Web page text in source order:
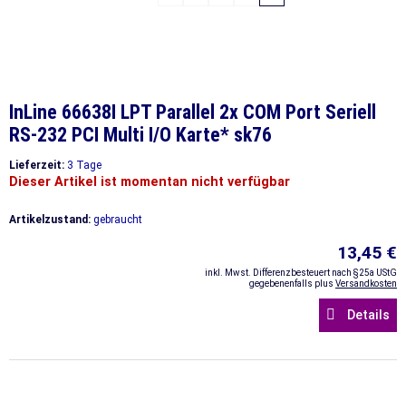
InLine 66638I LPT Parallel 2x COM Port Seriell
RS-232 PCI Multi I/O Karte* sk76
Lieferzeit: 3 Tage
Dieser Artikel ist momentan nicht verfügbar
Artikelzustand: gebraucht
13,45 €
inkl. Mwst. Differenzbesteuert nach §25a UStG
gegebenenfalls plus Versandkosten
Details